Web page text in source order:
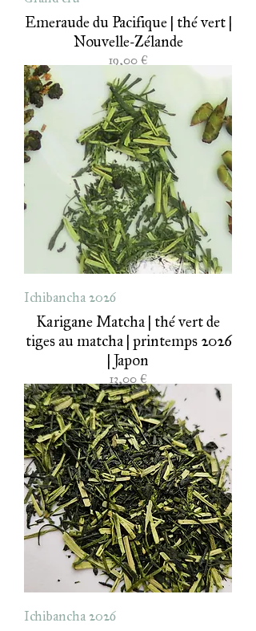
Emeraude du Pacifique | thé vert |
Nouvelle-Zélande
19,00 €
Ichibancha 2026
Karigane Matcha | thé vert de
tiges au matcha | printemps 2026
| Japon
13,00 €
Ichibancha 2026